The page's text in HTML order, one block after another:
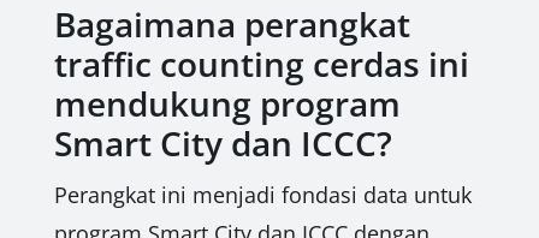
Bagaimana perangkat
traffic counting cerdas ini
mendukung program
Smart City dan ICCC?
Perangkat ini menjadi fondasi data untuk